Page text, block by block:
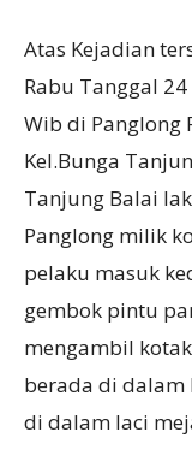
Atas Kejadian
Rabu Tanggal
Wib di Panglong
Kel.Bunga
Tanjung Balai
Panglong milik
pelaku masuk
gembok pintu
mengambil
berada di dalam
di dalam laci